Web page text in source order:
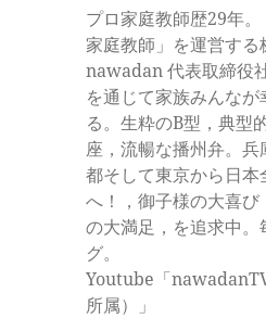
プロ家庭教師歴29年
家庭教師」を運営する
nawadan 代表取締役
を通じて家族みんなが
る。生粋のB型，典型
座，流暢な播州弁。兵
都そして東京から日本
へ！，御子様の大喜び
の大満足，を追求中。
グ。
Youtube「
所属）」